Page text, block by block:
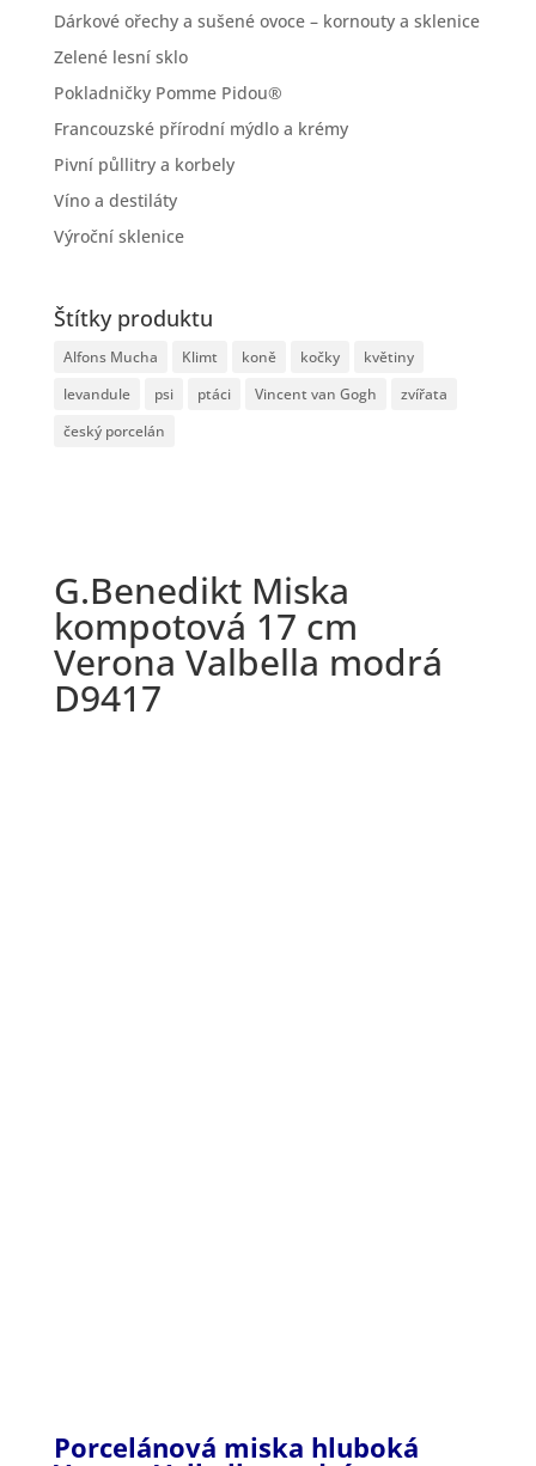
Dárkové ořechy a sušené ovoce – kornouty a sklenice
Zelené lesní sklo
Pokladničky Pomme Pidou®
Francouzské přírodní mýdlo a krémy
Pivní půllitry a korbely
Víno a destiláty
Výroční sklenice
Štítky produktu
Alfons Mucha Klimt koně kočky
květiny
levandule
psi ptáci Vincent van Gogh
zvířata
český porcelán
G.Benedikt Miska
kompotová 17 cm
Verona Valbella modrá
D9417
Porcelánová miska hluboká